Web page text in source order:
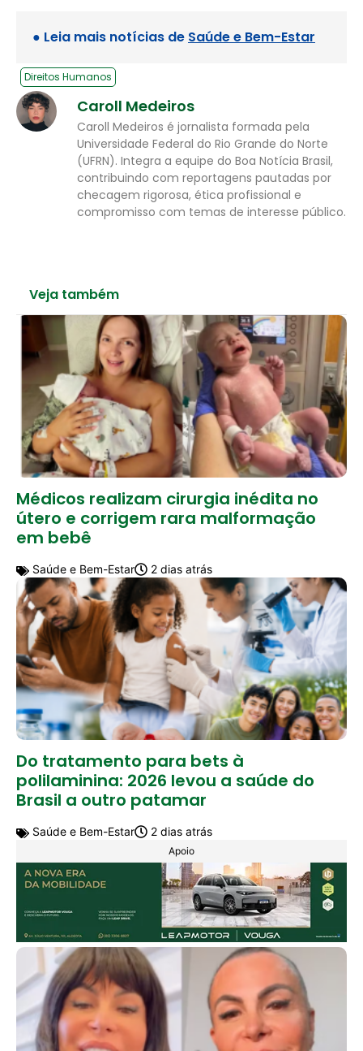
● Leia mais notícias de Saúde e Bem-Estar
Direitos Humanos
Caroll Medeiros
Caroll Medeiros é jornalista formada pela
Universidade Federal do Rio Grande do Norte
(UFRN). Integra a equipe do Boa Notícia Brasil,
contribuindo com reportagens pautadas por
checagem rigorosa, ética profissional e
compromisso com temas de interesse público.
Veja também
Médicos realizam cirurgia inédita no
útero e corrigem rara malformação
em bebê
Saúde e Bem-Estar 2 dias atrás
Do tratamento para bets à
polilaminina: 2026 levou a saúde do
Brasil a outro patamar
Saúde e Bem-Estar 2 dias atrás
Apoio